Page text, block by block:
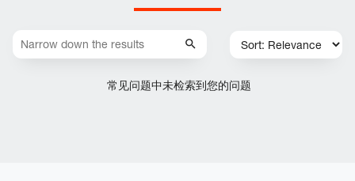
常见问题中未检索到您的问题